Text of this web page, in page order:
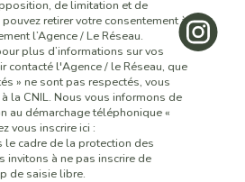
de limitation et de
retirer votre consentement à
l’Agence / Le Réseau.
plus d’informations sur vos
contacté l'Agence / le Réseau, que
» ne sont pas respectés, vous
la CNIL. Nous vous informons de
au démarchage téléphonique «
vous inscrire ici :
le cadre de la protection des
invitons à ne pas inscrire de
de saisie libre.